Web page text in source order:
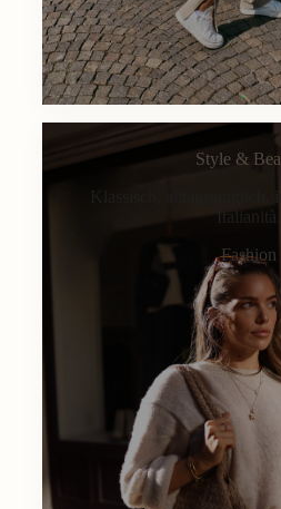
Style &
Klassisch, alltagstauglich,
Italianità.
Fashion